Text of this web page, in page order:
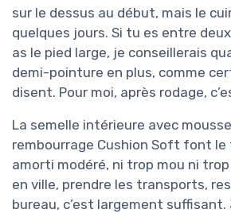
sur le dessus au début, mais le
quelques jours. Si tu es entre
as le pied large, je conseillerais
demi-pointure en plus, comme
disent. Pour moi, après rodage,
La semelle intérieure avec
rembourrage Cushion Soft font le
amorti modéré, ni trop mou ni trop
en ville, prendre les transports,
bureau, c’est largement suffisant.